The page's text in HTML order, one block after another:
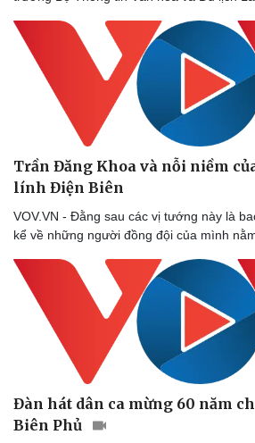
Doanh nghiệp
Thông tin doanh nghiệp
Doanh nghiệp 24h
Doanh nhân
Vì cộng đồng
Công
Sành
Tin
Trải
Trần Đăng Khoa và nỗi niềm
lính Điện Biên
VOV.VN - Đằng sau các vị tướng này là
kể về những người đồng đội của mình
Đàn hát dân ca mừng 60 năm
Biên Phủ